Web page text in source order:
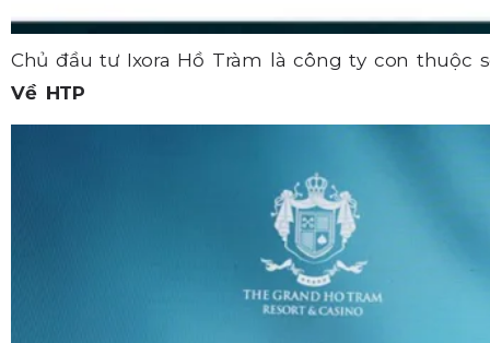
Chủ đầu tư Ixora Hồ Tràm là công ty con thuộc
Về HTP